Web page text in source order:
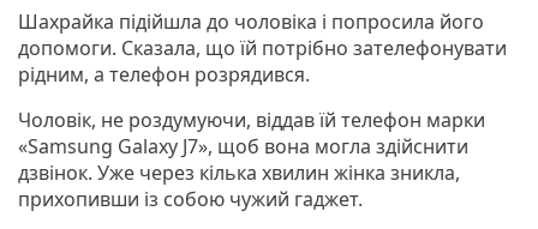
Шахрайка підійшла до чоловіка і попросила його
допомоги. Сказала, що їй потрібно зателефонувати
рідним, а телефон розрядився.
Чоловік, не роздумуючи, віддав їй телефон марки
«Samsung Galaxy J7», щоб вона могла здійснити
дзвінок. Уже через кілька хвилин жінка зникла,
прихопивши із собою чужий гаджет.